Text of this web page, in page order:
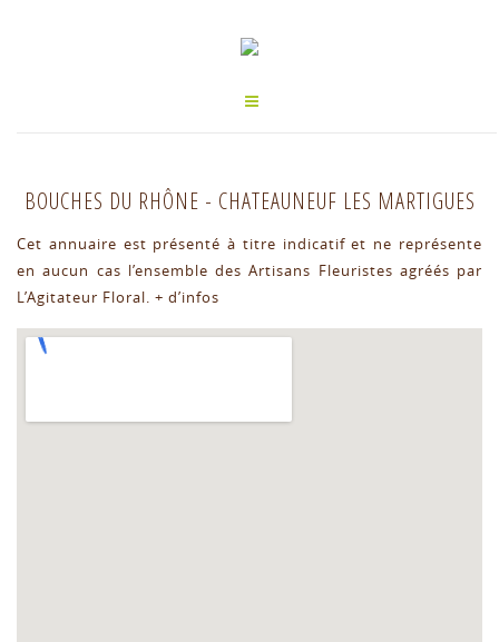
BOUCHES DU RHÔNE - CHATEAUNEUF LES MARTIGUES
Cet annuaire est présenté à titre indicatif et ne représente
en aucun cas l’ensemble des Artisans Fleuristes agréés par
L’Agitateur Floral. + d’infos